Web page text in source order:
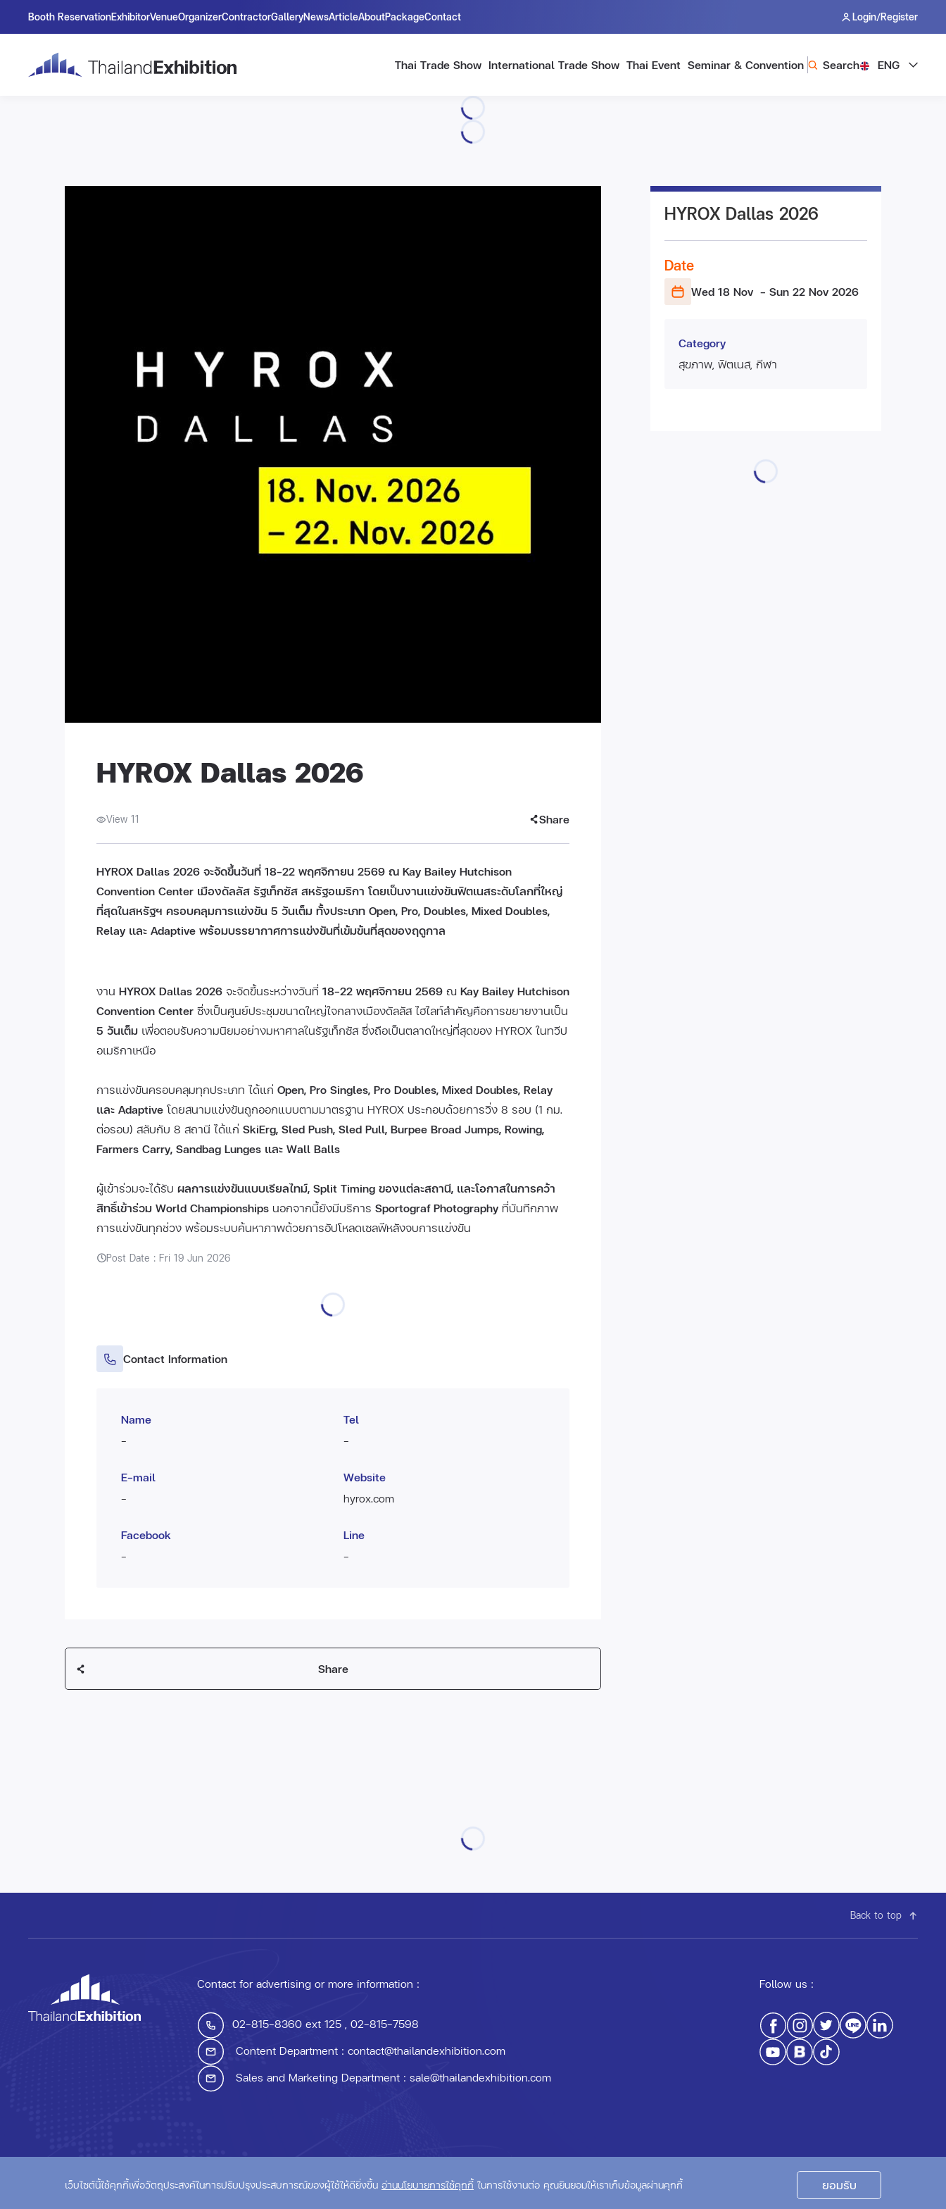
Booth ReservationExhibitorVenueOrganizerContractorGalleryNewsArticleAboutPackageContact Login/Register
Thai Trade Show International Trade Show Thai Event Seminar & Convention Search ENG
HYROX Dallas 2026
Date
Wed 18 Nov - Sun 22 Nov 2026
Category
สุขภาพ, ฟิตเนส, กีฬา
HYROX Dallas 2026
View 11 Share
HYROX Dallas 2026 จะจัดขึ้นวันที่ 18–22 พฤศจิกายน 2569 ณ Kay Bailey Hutchison
Convention Center เมืองดัลลัส รัฐเท็กซัส สหรัฐอเมริกา โดยเป็นงานแข่งขันฟิตเนสระดับโลกที่ใหญ่
ที่สุดในสหรัฐฯ ครอบคลุมการแข่งขัน 5 วันเต็ม ทั้งประเภท Open, Pro, Doubles, Mixed Doubles,
Relay และ Adaptive พร้อมบรรยากาศการแข่งขันที่เข้มข้นที่สุดของฤดูกาล
งาน HYROX Dallas 2026 จะจัดขึ้นระหว่างวันที่ 18–22 พฤศจิกายน 2569 ณ Kay Bailey Hutchison
Convention Center ซึ่งเป็นศูนย์ประชุมขนาดใหญ่ใจกลางเมืองดัลลัส ไฮไลท์สำคัญคือการขยายงานเป็น
5 วันเต็ม เพื่อตอบรับความนิยมอย่างมหาศาลในรัฐเท็กซัส ซึ่งถือเป็นตลาดใหญ่ที่สุดของ HYROX ในทวีป
อเมริกาเหนือ
การแข่งขันครอบคลุมทุกประเภท ได้แก่ Open, Pro Singles, Pro Doubles, Mixed Doubles, Relay
และ Adaptive โดยสนามแข่งขันถูกออกแบบตามมาตรฐาน HYROX ประกอบด้วยการวิ่ง 8 รอบ (1 กม.
ต่อรอบ) สลับกับ 8 สถานี ได้แก่ SkiErg, Sled Push, Sled Pull, Burpee Broad Jumps, Rowing,
Farmers Carry, Sandbag Lunges และ Wall Balls
ผู้เข้าร่วมจะได้รับ ผลการแข่งขันแบบเรียลไทม์, Split Timing ของแต่ละสถานี, และโอกาสในการคว้า
สิทธิ์เข้าร่วม World Championships นอกจากนี้ยังมีบริการ Sportograf Photography ที่บันทึกภาพ
การแข่งขันทุกช่วง พร้อมระบบค้นหาภาพด้วยการอัปโหลดเซลฟีหลังจบการแข่งขัน
Post Date : Fri 19 Jun 2026
Contact Information
Name
-
Tel
-
E-mail
-
Website
hyrox.com
Facebook
-
Line
-
Share
Back to top
Contact for advertising or more information :
02-815-8360 ext 125 , 02-815-7598
Content Department : contact@thailandexhibition.com
Sales and Marketing Department : sale@thailandexhibition.com
Follow us :
Privacy PolicyCookie Policy
เว็บไซต์นี้ใช้คุกกี้เพื่อวัตถุประสงค์ในการปรับปรุงประสบการณ์ของผู้ใช้ให้ดียิ่งขึ้น อ่านนโยบายการใช้คุกกี้ ในการใช้งานต่อ คุณยินยอมให้เราเก็บข้อมูลผ่านคุกกี้ ยอมรับ